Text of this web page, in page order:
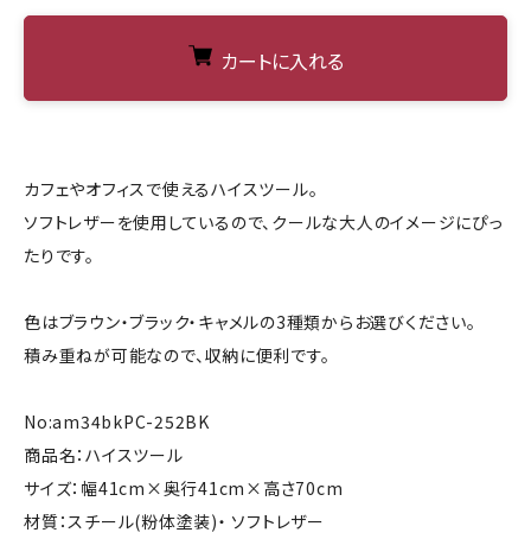
カートに入れる
カフェやオフィスで使えるハイスツール。
ソフトレザーを使用しているので、クールな大人のイメージにぴっ
たりです。
色はブラウン・ブラック・キャメルの3種類からお選びください。
積み重ねが可能なので、収納に便利です。
No:am34bkPC-252BK
商品名：ハイスツール
サイズ：幅41cm×奥行41cm×高さ70cm
材質：スチール(粉体塗装)・ ソフトレザー